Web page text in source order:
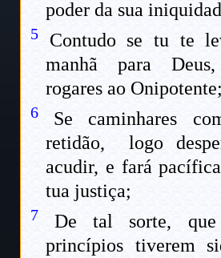
poder da sua
5
Contudo se tu te
manhã para
rogares ao Onipotente;
6
Se caminhares
retidão, logo
acudir, e fará
tua justiça;
7
De tal sorte,
princípios tiverem